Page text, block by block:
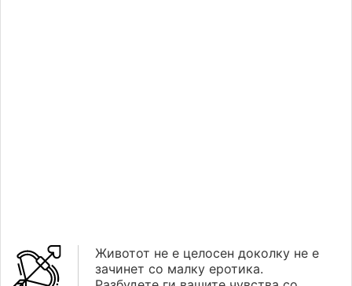
Животот не е целосен доколку не е
зачинет со малку еротика.